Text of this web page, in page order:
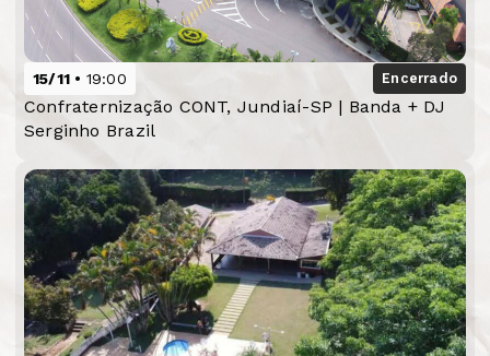
15/11 19:00 Encerrado
Confraternização CONT, Jundiaí-SP | Banda + DJ
Serginho Brazil